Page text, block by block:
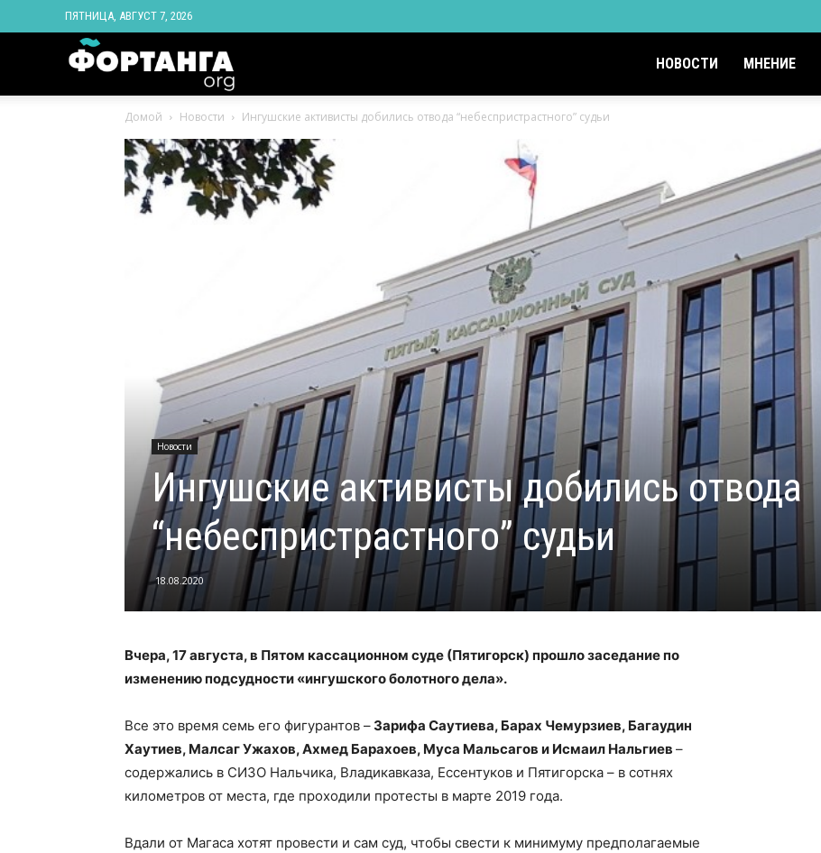
ПЯТНИЦА, АВГУСТ 7, 2026
Ингушетии
Фортанга
НОВОСТИ МНЕНИЕ
Домой Новости Ингушские активисты добились отвода “небеспристрастного” судьи
Новости
Ингушские активисты добились отвода
“небеспристрастного” судьи
18.08.2020
Вчера, 17 августа, в Пятом кассационном суде (Пятигорск) прошло заседание по
изменению подсудности «ингушского болотного дела».
Все это время семь его фигурантов – Зарифа Саутиева, Барах Чемурзиев, Багаудин
Хаутиев, Малсаг Ужахов, Ахмед Барахоев, Муса Мальсагов и Исмаил Нальгиев –
содержались в СИЗО Нальчика, Владикавказа, Ессентуков и Пятигорска – в сотнях
километров от места, где проходили протесты в марте 2019 года.
Вдали от Магаса хотят провести и сам суд, чтобы свести к минимуму предполагаемые